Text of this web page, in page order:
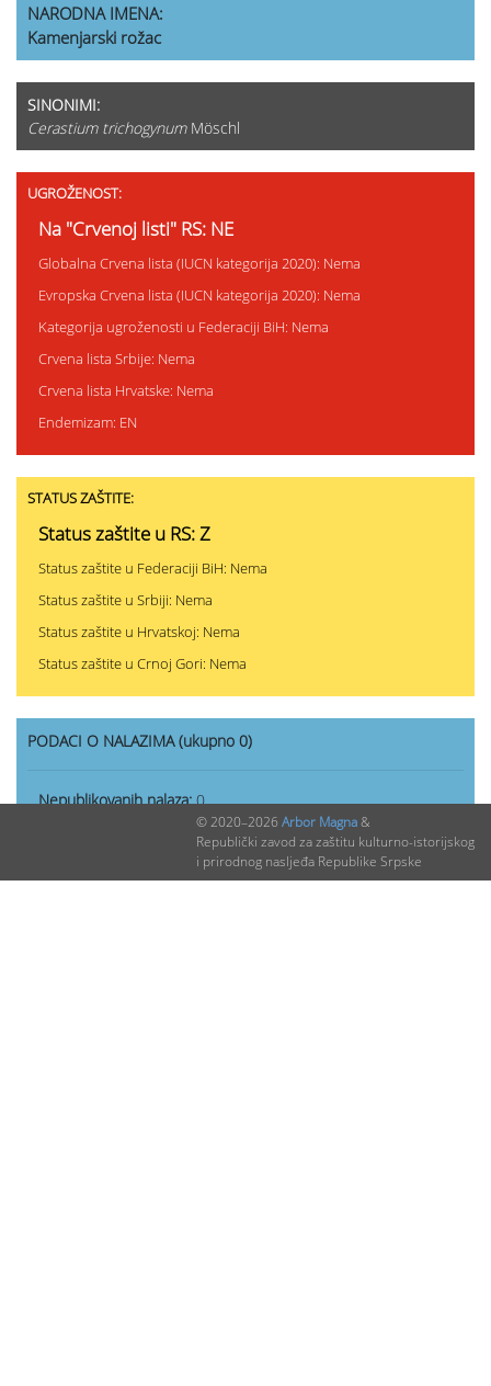
NARODNA IMENA:
Kamenjarski rožac
SINONIMI:
Cerastium trichogynumMöschl
UGROŽENOST:
Na "Crvenoj listi" RS: NE
Globalna Crvena lista (IUCN kategorija 2020): Nema
Evropska Crvena lista (IUCN kategorija 2020): Nema
Kategorija ugroženosti u Federaciji BiH: Nema
Crvena lista Srbije: Nema
Crvena lista Hrvatske: Nema
Endemizam: EN
STATUS ZAŠTITE:
Status zaštite u RS: Z
Status zaštite u Federaciji BiH: Nema
Status zaštite u Srbiji: Nema
Status zaštite u Hrvatskoj: Nema
Status zaštite u Crnoj Gori: Nema
PODACI O NALAZIMA (ukupno 0)
Nepublikovanih nalaza:0
© 2020–2026 Arbor Magna&
Republički zavod za zaštitu kulturno-istorijskog
i prirodnog nasljeđa Republike Srpske